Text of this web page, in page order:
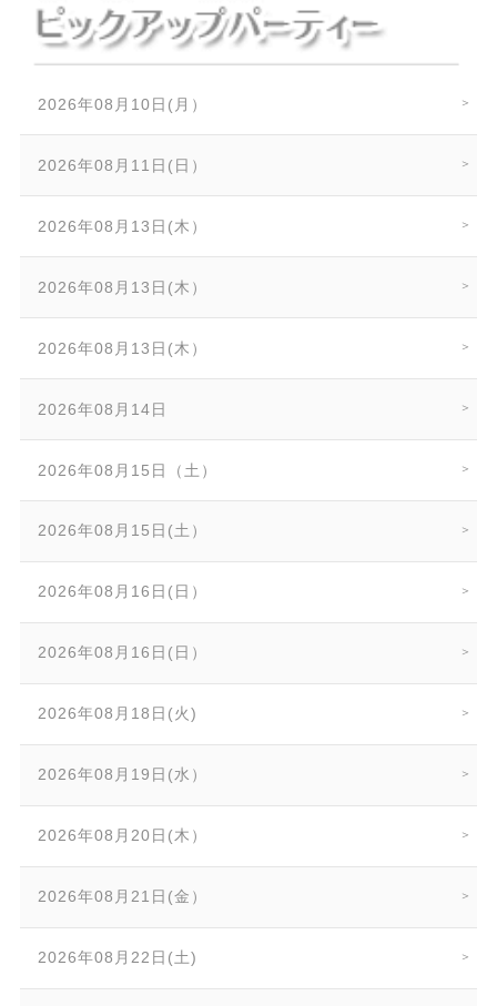
2026年08月10日(月）
2026年08月11日(日）
2026年08月13日(木）
2026年08月13日(木）
2026年08月13日(木）
2026年08月14日
2026年08月15日（土）
2026年08月15日(土）
2026年08月16日(日）
2026年08月16日(日）
2026年08月18日(火)
2026年08月19日(水）
2026年08月20日(木）
2026年08月21日(金）
2026年08月22日(土)